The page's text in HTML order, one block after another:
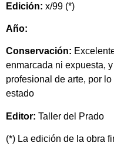
Edición: x/99 (*)
Año:
Conservación:
enmarcada ni expuesta,
profesional de arte, por
estado
Editor: Taller del Prado
(*) La edición de la obra